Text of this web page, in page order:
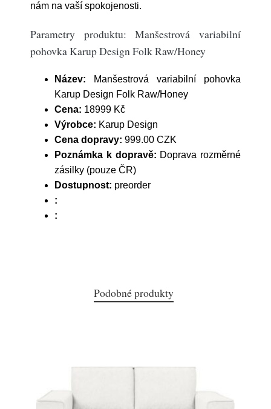
nám na vaší spokojenosti.
Parametry produktu: Manšestrová variabilní
pohovka Karup Design Folk Raw/Honey
Název: Manšestrová variabilní pohovka
Karup Design Folk Raw/Honey
Cena: 18999 Kč
Výrobce: Karup Design
Cena dopravy: 999.00 CZK
Poznámka k dopravě: Doprava rozměrné
zásilky (pouze ČR)
Dostupnost: preorder
:
:
Podobné produkty